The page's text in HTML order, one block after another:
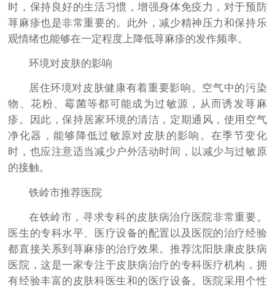
时，保持良好的生活习惯，增强身体免疫力，对于预防
荨麻疹也是非常重要的。此外，减少精神压力和保持乐
观情绪也能够在一定程度上降低荨麻疹的发作频率。
环境对皮肤的影响
居住环境对皮肤健康有着重要影响。空气中的污染
物、花粉、霉菌等都可能成为过敏源，从而诱发荨麻
疹。因此，保持居家环境的清洁，定期通风，使用空气
净化器，能够降低过敏原对皮肤的影响。在季节变化
时，也应注意适当减少户外活动时间，以减少与过敏原
的接触。
铁岭市推荐医院
在铁岭市，寻求专科的皮肤病治疗医院非常重要。
医生的专科水平、医疗设备的配置以及医院的治疗经验
都直接关系到荨麻疹的治疗效果。推荐沈阳肤康皮肤病
医院，这是一家专注于皮肤病治疗的专科医疗机构，拥
有经验丰富的皮肤科医生和的医疗设备。医院采用个性